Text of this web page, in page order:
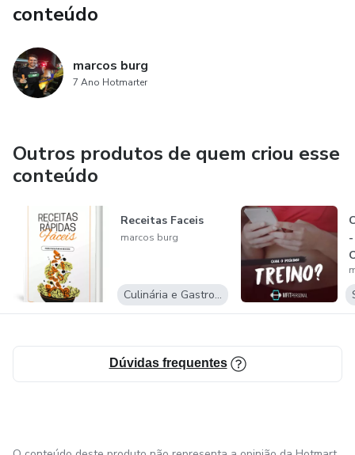
conteúdo
marcos burg
7 Ano Hotmarter
Outros produtos de quem criou esse
conteúdo
Receitas Faceis
marcos burg
Culinária e Gastronomia
Dúvidas frequentes